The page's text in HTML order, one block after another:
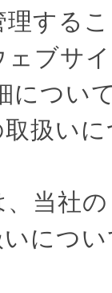
理する
ェブサ
につい
扱い
、当社
いにつ